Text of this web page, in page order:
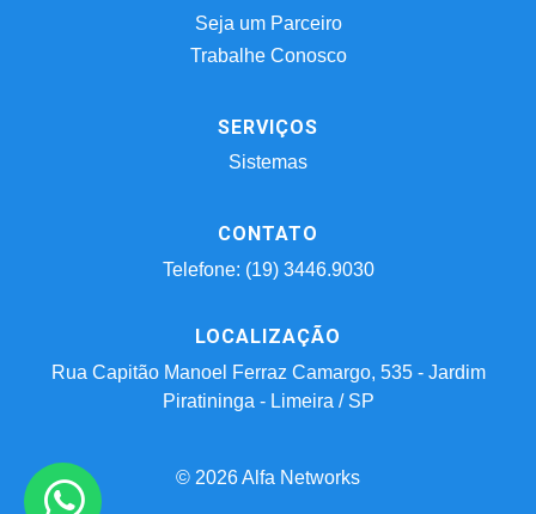
Seja um Parceiro
Trabalhe Conosco
SERVIÇOS
Sistemas
CONTATO
Telefone: (19) 3446.9030
LOCALIZAÇÃO
Rua Capitão Manoel Ferraz Camargo, 535 - Jardim
Piratininga - Limeira / SP
© 2026 Alfa Networks